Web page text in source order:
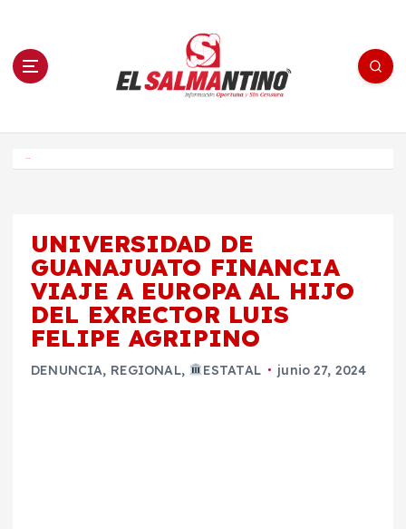
n El Salmantino - medios/noticias/editorial
UNIVERSIDAD DE
GUANAJUATO FINANCIA
VIAJE A EUROPA AL HIJO
DEL EXRECTOR LUIS
FELIPE AGRIPINO
DENUNCIA, REGIONAL, ESTATAL junio 27, 2024